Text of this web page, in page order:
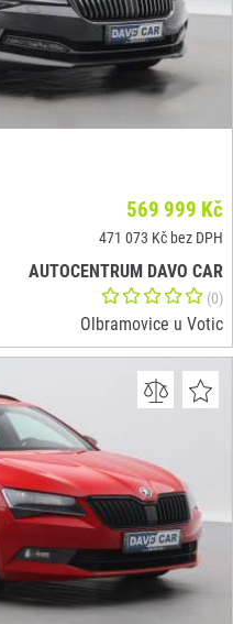
569 999 Kč
471 073 Kč bez DPH
AUTOCENTRUM DAVO CAR
(0)
Olbramovice u Votic